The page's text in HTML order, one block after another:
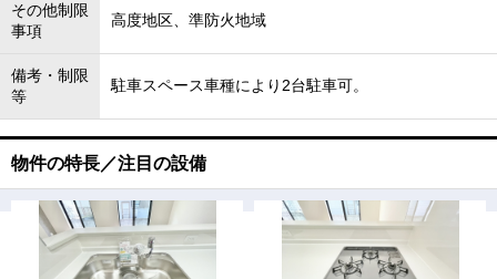
その他制限
事項
高度地区、準防火地域
備考・制限
等
駐車スペース車種により2台駐車可。
物件の特長／注目の設備